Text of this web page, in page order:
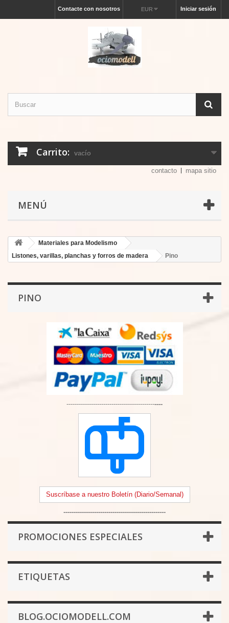
Iniciar sesión
EUR
Contacte con nosotros
Carrito: vacío
contacto mapa sitio
MENÚ
Materiales para Modelismo
Listones, varillas, planchas y forros de madera
Pino
PINO
-----------------------------------------------
Suscríbase a nuestro Boletín (Diario/Semanal)
--------------------------------------------------
PROMOCIONES ESPECIALES
ETIQUETAS
BLOG.OCIOMODELL.COM